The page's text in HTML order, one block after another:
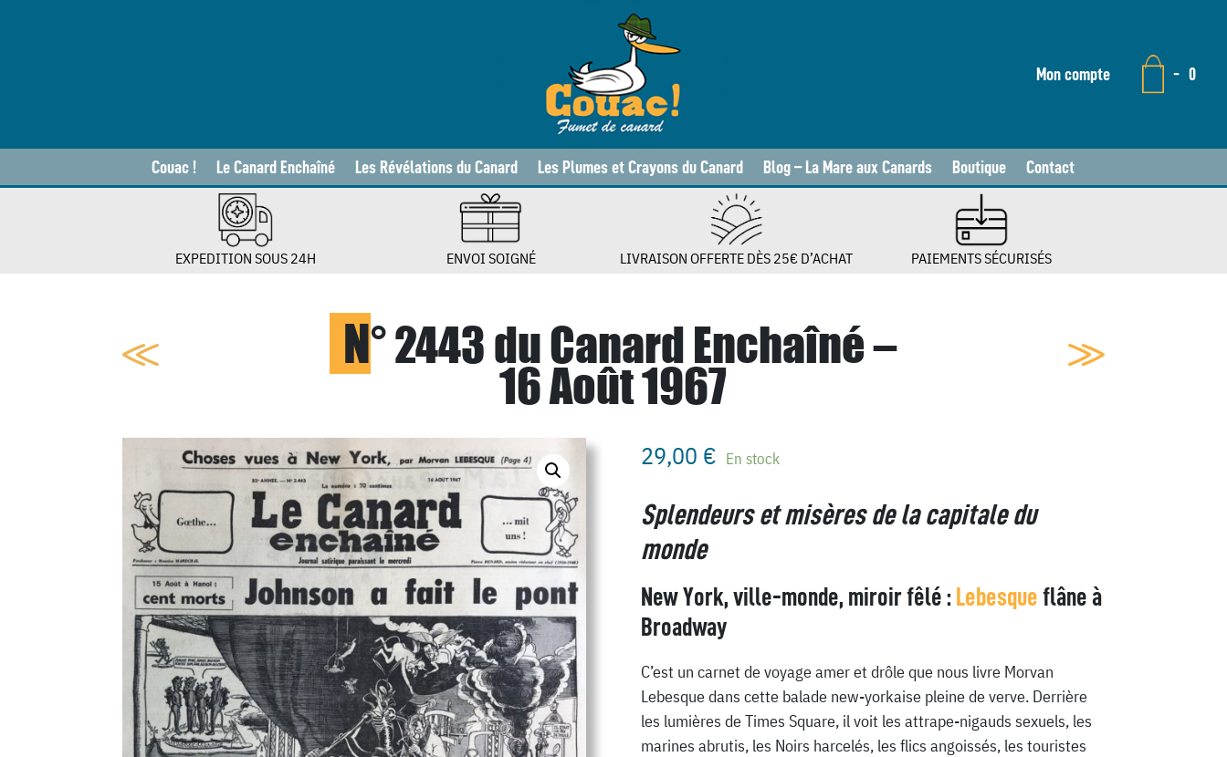
Mon compte - 0
Couac ! Le Canard Enchaîné Les Révélations du Canard Les Plumes et Crayons du Canard Blog – La Mare aux Canards Boutique Contact
EXPEDITION SOUS 24H ENVOI SOIGNÉ LIVRAISON OFFERTE DÈS 25€ D’ACHAT PAIEMENTS SÉCURISÉS
N° 2443 du Canard Enchaîné –
16 Août 1967
29,00 € En stock
Splendeurs et misères de la capitale du
monde
New York, ville-monde, miroir fêlé : Lebesque flâne à
Broadway
C’est un carnet de voyage amer et drôle que nous livre Morvan
Lebesque dans cette balade new-yorkaise pleine de verve. Derrière
les lumières de Times Square, il voit les attrape-nigauds sexuels, les
marines abrutis, les Noirs harcelés, les flics angoissés, les touristes